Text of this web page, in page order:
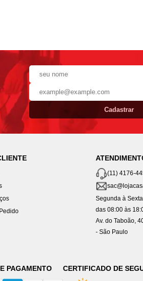
Cadastrar
(11) 4176-
Segunda à
das 08:00 às
Av. do Taboão,
- São Paulo
PAGAMENTO CERTIFICADO DE